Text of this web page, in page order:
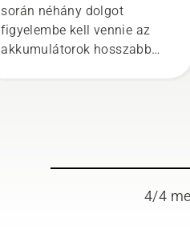
során néhány dolgot
figyelembe kell vennie az
akkumulátorok hosszabb
4/4